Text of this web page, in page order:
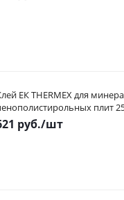
ЕК THERMEX для
плит
руб./шт